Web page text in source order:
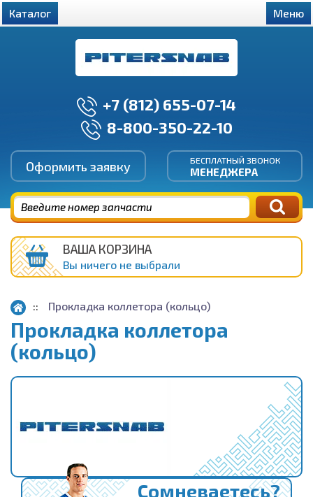
+7 (812) 655-07-14
8-800-350-22-10
Оформить заявку БЕСПЛАТНЫЙ ЗВОНОК
МЕНЕДЖЕРА
Каталог Меню
ВАША КОРЗИНА
Вы ничего не выбрали
Прокладка коллетора (кольцо)
Прокладка коллетора
(кольцо)
Сомневаетесь?